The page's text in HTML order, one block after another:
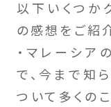
以下いくつか
の感想をご紹
・マレーシア
で、今まで知
ついて多くの